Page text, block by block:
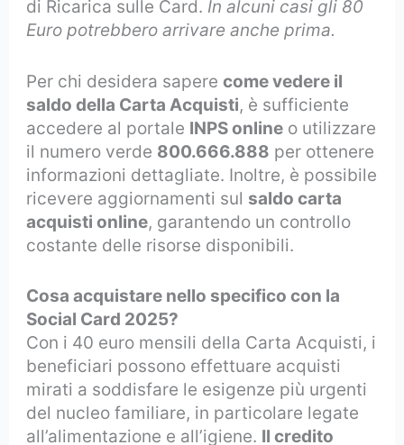
di Ricarica sulle Card. In alcuni casi gli 80
Euro potrebbero arrivare anche prima.
Per chi desidera saperecome vedere il
saldo della Carta Acquisti, è sufficiente
accedere al portale INPS online o utilizzare
il numero verde 800.666.888 per ottenere
informazioni dettagliate. Inoltre, è possibile
ricevere aggiornamenti sul saldo carta
acquisti online, garantendo un controllo
costante delle risorse disponibili.
Cosa acquistare nello specifico con la
Social Card 2025?
Con i 40 euro mensili della Carta Acquisti, i
beneficiari possono effettuare acquisti
mirati a soddisfare le esigenze più urgenti
del nucleo familiare, in particolare legate
all’alimentazione e all’igiene. Il credito